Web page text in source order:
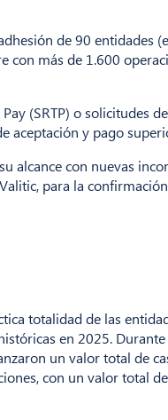
de 90 entidades
más de 1.600
(SRTP) o solicitudes
aceptación y pago
alcance con nuevas
para la
totalidad de las
en 2025.
un valor total de
con un valor total